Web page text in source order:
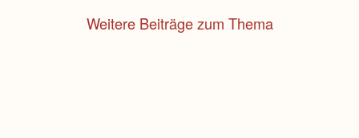
Weitere Beiträge zum Thema